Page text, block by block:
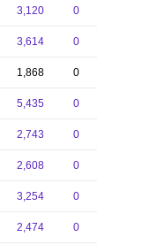
3,120 0
3,614 0
1,868 0
5,435 0
2,743 0
2,608 0
3,254 0
2,474 0